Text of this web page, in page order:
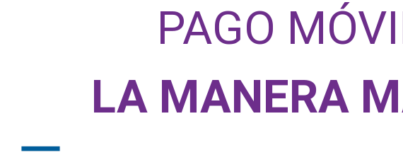
PAGO
LA MANERA